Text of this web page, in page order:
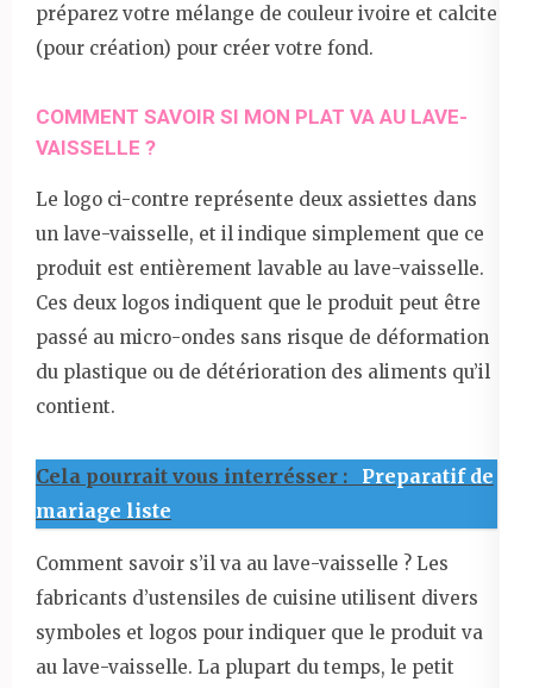
préparez votre mélange de couleur ivoire et calcite
(pour création) pour créer votre fond.
COMMENT SAVOIR SI MON PLAT VA AU LAVE-
VAISSELLE ?
Le logo ci-contre représente deux assiettes dans
un lave-vaisselle, et il indique simplement que ce
produit est entièrement lavable au lave-vaisselle.
Ces deux logos indiquent que le produit peut être
passé au micro-ondes sans risque de déformation
du plastique ou de détérioration des aliments qu’il
contient.
Cela pourrait vous interrésser :
Preparatif de
mariage liste
Comment savoir s’il va au lave-vaisselle ? Les
fabricants d’ustensiles de cuisine utilisent divers
symboles et logos pour indiquer que le produit va
au lave-vaisselle. La plupart du temps, le petit